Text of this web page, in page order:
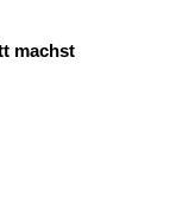
machst